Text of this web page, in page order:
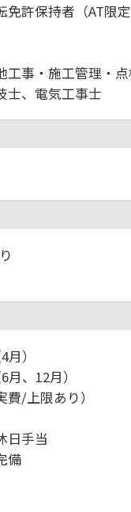
免許保持者（AT限定
工事・施工管理・
士、電気工事士
）
、12月）
費/上限あり）
日手当
備